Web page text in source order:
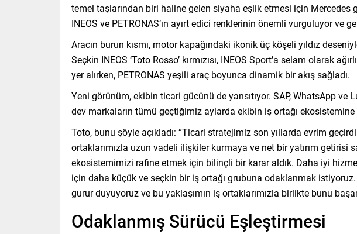
temel taşlarından biri haline gelen siyaha eşlik etmesi için
INEOS ve PETRONAS’ın ayırt edici renklerinin önemli vurguluyor ve
Aracın burun kısmı, motor kapağındaki ikonik üç köşeli yıldız
Seçkin INEOS ‘Toto Rosso’ kırmızısı, INEOS Sport’a selam olarak
yer alırken, PETRONAS yeşili araç boyunca dinamik bir akış sağladı.
Yeni görünüm, ekibin ticari gücünü de yansıtıyor. SAP, WhatsApp ve
dev markaların tümü geçtiğimiz aylarda ekibin iş ortağı ekosistemine
Toto, bunu şöyle açıkladı: “Ticari stratejimiz son yıllarda evrim
ortaklarımızla uzun vadeli ilişkiler kurmaya ve net bir yatırım getirisi
ekosistemimizi rafine etmek için bilinçli bir karar aldık. Daha iyi
için daha küçük ve seçkin bir iş ortağı grubuna odaklanmak
gurur duyuyoruz ve bu yaklaşımın iş ortaklarımızla birlikte bunu
Odaklanmış Sürücü Eşleştirmesi